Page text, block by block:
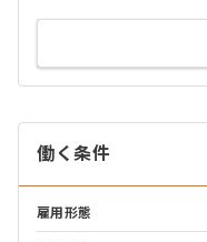
働く条件
雇用形態